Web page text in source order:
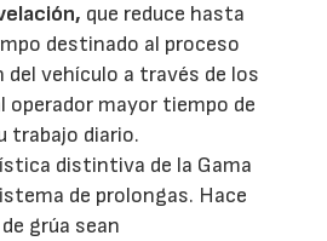
que reduce hasta
destinado al proceso
vehículo a través de los
operador mayor tiempo de
trabajo diario.
distintiva de la Gama
de prolongas. Hace
grúa sean